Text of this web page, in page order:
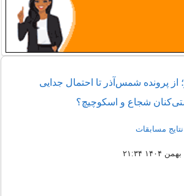
از پرونده شمس‌آذر تا احتمال جدایی
شجاع و اسکوچیچ؟
مسابقات